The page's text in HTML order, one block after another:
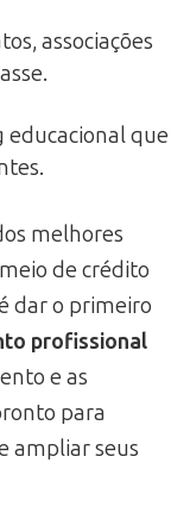
associações
que
melhores
de crédito
dar o primeiro
profissional
e as
para
ampliar seus